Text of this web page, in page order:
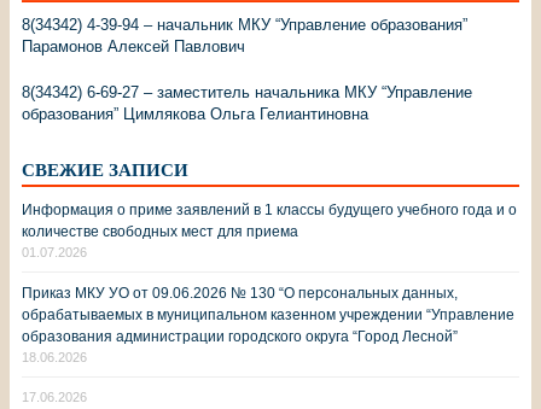
8(34342) 4-39-94 – начальник МКУ “Управление образования”
Парамонов Алексей Павлович
8(34342) 6-69-27 – заместитель начальника МКУ “Управление
образования” Цимлякова Ольга Гелиантиновна
СВЕЖИЕ ЗАПИСИ
Информация о приме заявлений в 1 классы будущего учебного года и о
количестве свободных мест для приема
01.07.2026
Приказ МКУ УО от 09.06.2026 № 130 “О персональных данных,
обрабатываемых в муниципальном казенном учреждении “Управление
образования администрации городского округа “Город Лесной”
18.06.2026
17.06.2026